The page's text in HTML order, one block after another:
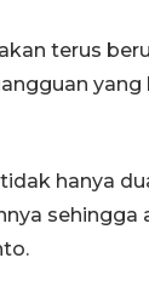
terus
hanya
sehingga